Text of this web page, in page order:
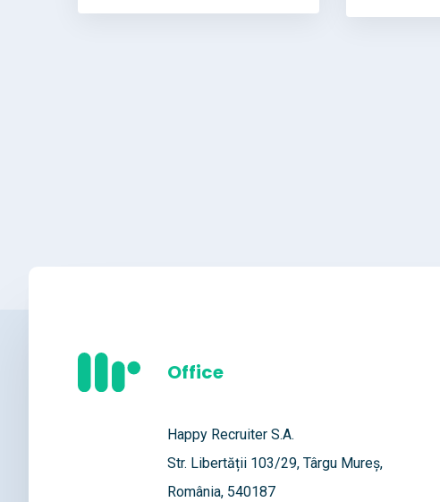
Office
Happy Recruiter S.A.
Str. Libertății 103/29, Târgu Mureș,
România, 540187